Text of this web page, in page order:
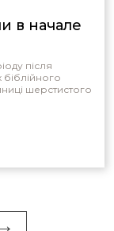
в начале
після
біблійного
шерстистого